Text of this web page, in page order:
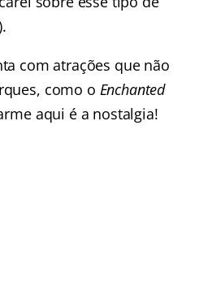
com atrações que não
como o Enchanted
aqui é a nostalgia!